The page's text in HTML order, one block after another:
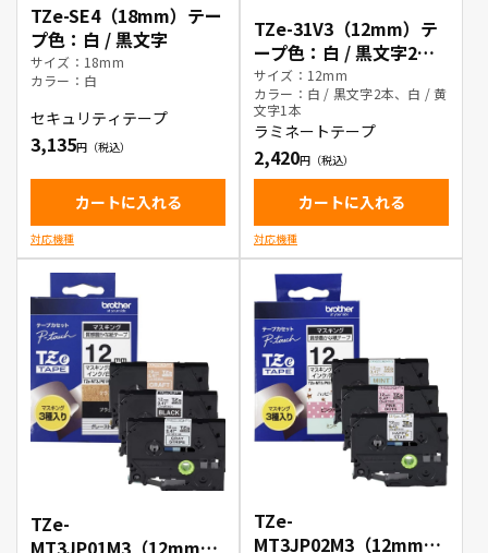
TZe-SE4（18mm）テー
プ色：白 / 黒文字
サイズ：18mm
カラー：白
セキュリティテープ
3,135
カートに入れる
対応機種
TZe-31V3（12mm）テ
ープ色：白 / 黒文字2
本、白 / 黄文字1本、
サイズ：12mm
カラー：白 / 黒文字2本、白 / 黄
文字1本
ラミネートテープ
2,420
カートに入れる
対応機種
TZe-
TZe-
MT3JP02M3（12mm）